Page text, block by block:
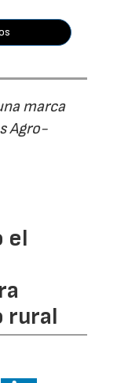
marca
Agro-
el
rural